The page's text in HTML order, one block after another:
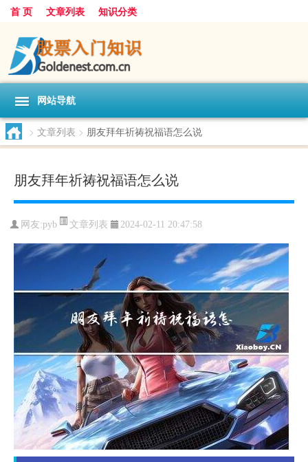
首 页 文章列表 知识分类
网站导航
> 文章列表 > 朋友拜年祈祷祝福语怎么说
朋友拜年祈祷祝福语怎么说
网友:pyb 文章列表 2024-02-11 20:47:58